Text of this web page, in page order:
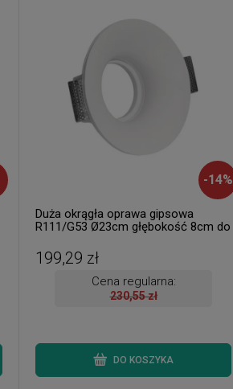
-14%
Duża okrągła oprawa gipsowa
R111/G53 Ø23cm głębokość 8cm do
199,29 zł
Cena regularna:
230,55 zł
DO KOSZYKA